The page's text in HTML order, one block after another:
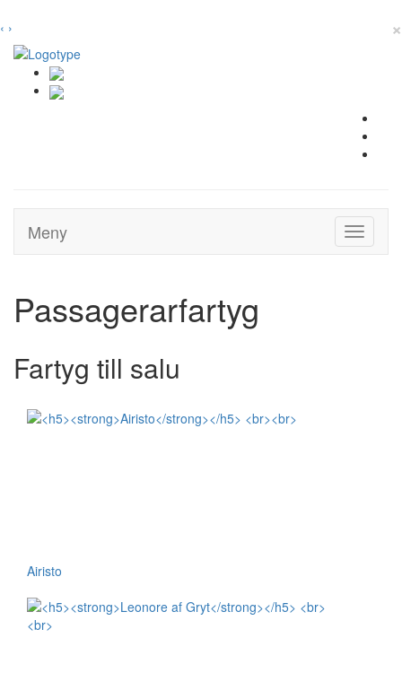
‹ › ×
Toggle
Meny
Passagerarfartyg
Fartyg till salu
Airisto